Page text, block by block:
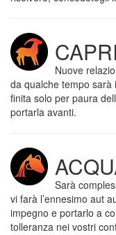
Nuove
da qualche tempo
finita solo per paura
portarla avanti.
Sarà
vi farà l’ennesimo aut
impegno e portarlo a
tolleranza nei vostri